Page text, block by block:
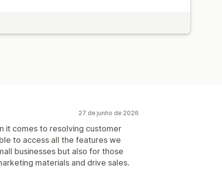
27 de junho de 2026
it comes to resolving customer
to access all the features we
businesses but also for those
materials and drive sales.